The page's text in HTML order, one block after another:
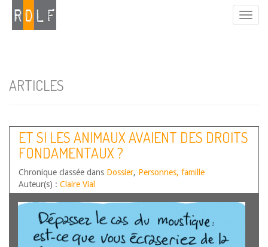
ARTICLES
ET SI LES ANIMAUX AVAIENT DES DROITS
FONDAMENTAUX ?
Chronique classée dans Dossier, Personnes, famille
Auteur(s) : Claire Vial